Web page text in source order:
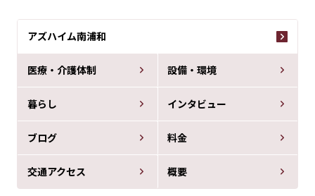
アズハイム南浦和
医療・介護体制 設備・環境
暮らし インタビュー
ブログ 料金
交通アクセス 概要